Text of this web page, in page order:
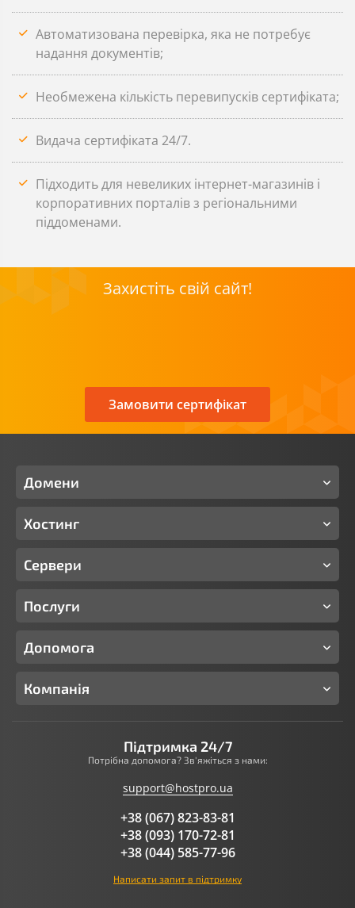
Автоматизована перевірка, яка не потребує
надання документів;
Необмежена кількість перевипусків сертифіката;
Видача сертифіката 24/7.
Підходить для невеликих інтернет-магазинів і
корпоративних порталів з регіональними
піддоменами.
Захистіть свій сайт!
Замовити сертифікат
Домени
Хостинг
Сервери
Послуги
Допомога
Компанія
Підтримка 24/7
Потрібна допомога? Зв'яжіться з нами:
support@hostpro.ua
+38 (067) 823-83-81
+38 (093) 170-72-81
+38 (044) 585-77-96
Написати запит в підтримку